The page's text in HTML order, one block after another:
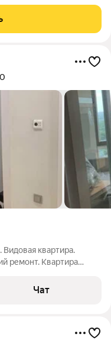
расположена на 3 этаже
квартира.
ремонт. Квартира
Чат